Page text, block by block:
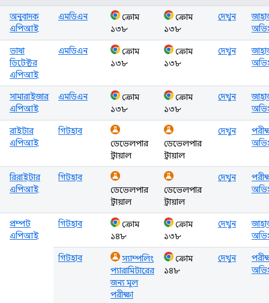
অনুবাদক
এপিআই
এমডিএন
ক্রোম
১৩৮
ক্রোম
১৩৮
দেখুন
ভাষা
ডিটেক্টর
এপিআই
এমডিএন
ক্রোম
১৩৮
ক্রোম
১৩৮
দেখুন
সামারাইজার
এপিআই
এমডিএন
ক্রোম
১৩৮
ক্রোম
১৩৮
দেখুন
রাইটার
এপিআই
গিটহাব
ডেভেলপার
ট্রায়াল
ডেভেলপার
ট্রায়াল
দেখুন
রিরাইটার
এপিআই
গিটহাব
ডেভেলপার
ট্রায়াল
ডেভেলপার
ট্রায়াল
দেখুন
প্রম্পট
এপিআই
গিটহাব
ক্রোম
১৪৮
ক্রোম
১৩৮
দেখুন
গিটহাব
স্যাম্পলিং
প্যারামিটারের
জন্য মূল
পরীক্ষা
ক্রোম
১৪৮
দেখুন